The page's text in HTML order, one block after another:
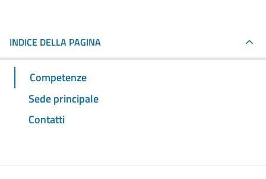
INDICE DELLA PAGINA
Competenze
Sede principale
Contatti